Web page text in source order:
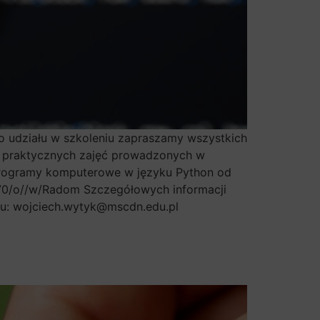
w szkoleniu zapraszamy wszystkich
zajęć prowadzonych w
komputerowe w języku Python od
o//w/Radom Szczegółowych informacji
wojciech.wytyk@mscdn.edu.pl